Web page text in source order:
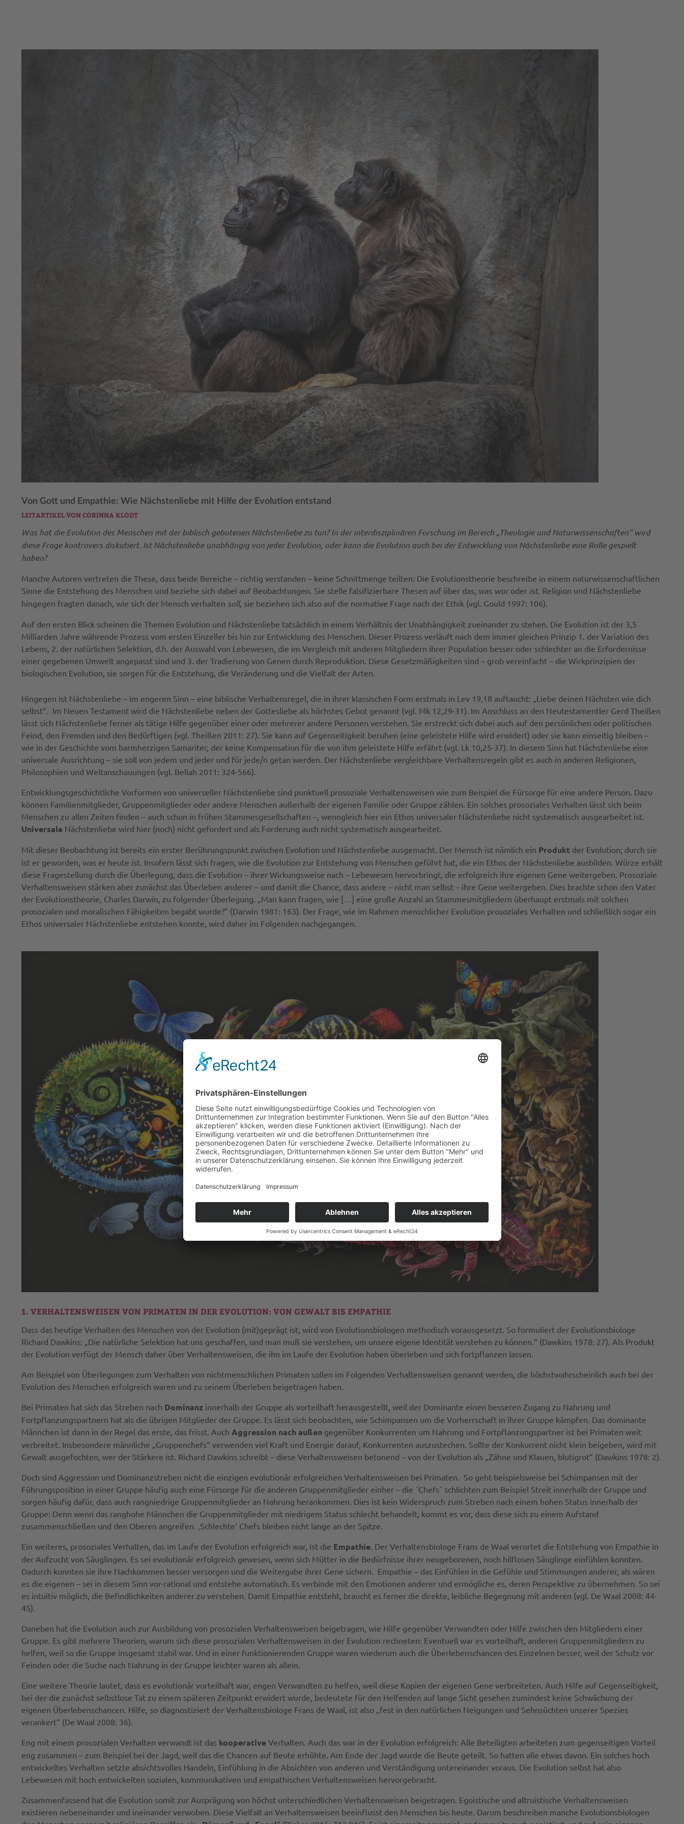
Von Gott und Empathie: Wie Nächstenliebe mit Hilfe der Evolution entstand
LEITARTIKEL VON CORINNA KLODT
Was hat die Evolution des Menschen mit der biblisch gebotenen Nächstenliebe zu tun? In der interdisziplinären Forschung im Bereich „Theologie und Naturwissenschaften“ wird
diese Frage kontrovers diskutiert. Ist Nächstenliebe unabhängig von jeder Evolution, oder kann die Evolution auch bei der Entwicklung von Nächstenliebe eine Rolle gespielt
haben?
Manche Autoren vertreten die These, dass beide Bereiche – richtig verstanden – keine Schnittmenge teilten: Die Evolutionstheorie beschreibe in einem naturwissenschaftlichen
Sinne die Entstehung des Menschen und beziehe sich dabei auf Beobachtungen. Sie stelle falsifizierbare Thesen auf über das, was waroder ist. Religion und Nächstenliebe
hingegen fragten danach, wie sich der Mensch verhalten soll, sie beziehen sich also auf die normative Frage nach der Ethik (vgl. Gould 1997: 106).
Auf den ersten Blick scheinen die Themen Evolution und Nächstenliebe tatsächlich in einem Verhältnis der Unabhängigkeit zueinander zu stehen. Die Evolution ist der 3,5
Milliarden Jahre währende Prozess vom ersten Einzeller bis hin zur Entwicklung des Menschen. Dieser Prozess verläuft nach dem immer gleichen Prinzip 1. der Variation des
Lebens, 2. der natürlichen Selektion, d.h. der Auswahl von Lebewesen, die im Vergleich mit anderen Mitgliedern ihrer Population besser oder schlechter an die Erfordernisse
einer gegebenen Umwelt angepasst sind und 3. der Tradierung von Genen durch Reproduktion. Diese Gesetzmäßigkeiten sind – grob vereinfacht – die Wirkprinzipien der
biologischen Evolution, sie sorgen für die Entstehung, die Veränderung und die Vielfalt der Arten.
Hingegen ist Nächstenliebe – im engeren Sinn – eine biblische Verhaltensregel, die in ihrer klassischen Form erstmals in Lev 19,18 auftaucht: „Liebe deinen Nächsten wie dich
selbst“. Im Neuen Testament wird die Nächstenliebe neben der Gottesliebe als höchstes Gebot genannt (vgl. Mk 12,29-31). Im Anschluss an den Neutestamentler Gerd Theißen
lässt sich Nächstenliebe ferner als tätige Hilfe gegenüber einer oder mehrerer andere Personen verstehen. Sie erstreckt sich dabei auch auf den persönlichen oder politischen
Feind, den Fremden und den Bedürftigen (vgl. Theißen 2011: 27). Sie kann auf Gegenseitigkeit beruhen (eine geleistete Hilfe wird erwidert) oder sie kann einseitig bleiben –
wie in der Geschichte vom barmherzigen Samariter, der keine Kompensation für die von ihm geleistete Hilfe erfährt (vgl. Lk 10,25-37). In diesem Sinn hat Nächstenliebe eine
universale Ausrichtung – sie soll von jedem und jeder und für jede/n getan werden. Der Nächstenliebe vergleichbare Verhaltensregeln gibt es auch in anderen Religionen,
Philosophien und Weltanschauungen (vgl. Bellah 2011: 324-566).
Entwicklungsgeschichtliche Vorformen von universeller Nächstenliebe sind punktuell prosoziale Verhaltensweisen wie zum Beispiel die Fürsorge für eine andere Person. Dazu
können Familienmitglieder, Gruppenmitglieder oder andere Menschen außerhalb der eigenen Familie oder Gruppe zählen. Ein solches prosoziales Verhalten lässt sich beim
Menschen zu allen Zeiten finden – auch schon in frühen Stammesgesellschaften –, wenngleich hier ein Ethos universaler Nächstenliebe nicht systematisch ausgearbeitet ist.
Universale Nächstenliebe wird hier (noch) nicht gefordert und als Forderung auch nicht systematisch ausgearbeitet.
Mit dieser Beobachtung ist bereits ein erster Berührungspunkt zwischen Evolution und Nächstenliebe ausgemacht. Der Mensch ist nämlich ein Produkt der Evolution; durch sie
ist er geworden, was er heute ist. Insofern lässt sich fragen, wie die Evolution zur Entstehung von Menschen geführt hat, die ein Ethos der Nächstenliebe ausbilden. Würze erhält
diese Fragestellung durch die Überlegung, dass die Evolution – ihrer Wirkungsweise nach – Lebewesen hervorbringt, die erfolgreich ihre eigenen Gene weitergeben. Prosoziale
Verhaltensweisen stärken aber zunächst das Überleben anderer – und damit die Chance, dass andere – nicht man selbst – ihre Gene weitergeben. Dies brachte schon den Vater
der Evolutionstheorie, Charles Darwin, zu folgender Überlegung. „Man kann fragen, wie […] eine große Anzahl an Stammesmitgliedern überhaupt erstmals mit solchen
prosozialen und moralischen Fähigkeiten begabt wurde?” (Darwin 1981: 163). Der Frage, wie im Rahmen menschlicher Evolution prosoziales Verhalten und schließlich sogar ein
Ethos universaler Nächstenliebe entstehen konnte, wird daher im Folgenden nachgegangen.
1. VERHALTENSWEISEN VON PRIMATEN IN DER EVOLUTION: VON GEWALT BIS EMPATHIE
Dass das heutige Verhalten des Menschen von der Evolution (mit)geprägt ist, wird von Evolutionsbiologen methodisch vorausgesetzt. So formuliert der Evolutionsbiologe
Richard Dawkins: „Die natürliche Selektion hat uns geschaffen, und man muß sie verstehen, um unsere eigene Identität verstehen zu können.“ (Dawkins 1978: 27). Als Produkt
der Evolution verfügt der Mensch daher über Verhaltensweisen, die ihn im Laufe der Evolution haben überleben und sich fortpflanzen lassen.
Am Beispiel von Überlegungen zum Verhalten von nichtmenschlichen Primaten sollen im Folgenden Verhaltensweisen genannt werden, die höchstwahrscheinlich auch bei der
Evolution des Menschen erfolgreich waren und zu seinem Überleben beigetragen haben.
Bei Primaten hat sich das Streben nach Dominanz innerhalb der Gruppe als vorteilhaft herausgestellt, weil der Dominante einen besseren Zugang zu Nahrung und
Fortpflanzungspartnern hat als die übrigen Mitglieder der Gruppe. Es lässt sich beobachten, wie Schimpansen um die Vorherrschaft in ihrer Gruppe kämpfen. Das dominante
Männchen ist dann in der Regel das erste, das frisst. Auch Aggression nach außen gegenüber Konkurrenten um Nahrung und Fortpflanzungspartner ist bei Primaten weit
verbreitet. Insbesondere männliche „Gruppenchefs“ verwenden viel Kraft und Energie darauf, Konkurrenten auszustechen. Sollte der Konkurrent nicht klein beigeben, wird mit
Gewalt ausgefochten, wer der Stärkere ist. Richard Dawkins schreibt – diese Verhaltensweisen betonend – von der Evolution als „Zähne und Klauen, blutigrot“ (Dawkins 1978: 2).
Doch sind Aggression und Dominanzstreben nicht die einzigen evolutionär erfolgreichen Verhaltensweisen bei Primaten. So geht beispielsweise bei Schimpansen mit der
Führungsposition in einer Gruppe häufig auch eine Fürsorge für die anderen Gruppenmitglieder einher – die ´Chefs´ schlichten zum Beispiel Streit innerhalb der Gruppe und
sorgen häufig dafür, dass auch rangniedrige Gruppenmitglieder an Nahrung herankommen. Dies ist kein Widerspruch zum Streben nach einem hohen Status innerhalb der
Gruppe: Denn wenn das ranghohe Männchen die Gruppenmitglieder mit niedrigem Status schlecht behandelt, kommt es vor, dass diese sich zu einem Aufstand
zusammenschließen und den Oberen angreifen. ‚Schlechte‘ Chefs bleiben nicht lange an der Spitze.
Ein weiteres, prosoziales Verhalten, das im Laufe der Evolution erfolgreich war, ist die Empathie . Der Verhaltensbiologe Frans de Waal verortet die Entstehung von Empathie in
der Aufzucht von Säuglingen. Es sei evolutionär erfolgreich gewesen, wenn sich Mütter in die Bedürfnisse ihrer neugeborenen, noch hilflosen Säuglinge einfühlen konnten.
Dadurch konnten sie ihre Nachkommen besser versorgen und die Weitergabe ihrer Gene sichern. Empathie – das Einfühlen in die Gefühle und Stimmungen anderer, als wären
es die eigenen – sei in diesem Sinn vor-rational und entstehe automatisch. Es verbinde mit den Emotionen anderer und ermögliche es, deren Perspektive zu übernehmen. So sei
es intuitiv möglich, die Befindlichkeiten anderer zu verstehen. Damit Empathie entsteht, braucht es ferner die direkte, leibliche Begegnung mit anderen (vgl. De Waal 2008: 44-
45).
Daneben hat die Evolution auch zur Ausbildung von prosozialen Verhaltensweisen beigetragen, wie Hilfe gegenüber Verwandten oder Hilfe zwischen den Mitgliedern einer
Gruppe. Es gibt mehrere Theorien, warum sich diese prosozialen Verhaltensweisen in der Evolution rechneten: Eventuell war es vorteilhaft, anderen Gruppenmitgliedern zu
helfen, weil so die Gruppe insgesamt stabil war. Und in einer funktionierenden Gruppe waren wiederum auch die Überlebenschancen des Einzelnen besser, weil der Schutz vor
Feinden oder die Suche nach Nahrung in der Gruppe leichter waren als allein.
Eine weitere Theorie lautet, dass es evolutionär vorteilhaft war, engen Verwandten zu helfen, weil diese Kopien der eigenen Gene verbreiteten. Auch Hilfe auf Gegenseitigkeit,
bei der die zunächst selbstlose Tat zu einem späteren Zeitpunkt erwidert wurde, bedeutete für den Helfenden auf lange Sicht gesehen zumindest keine Schwächung der
eigenen Überlebenschancen. Hilfe, so diagnostiziert der Verhaltensbiologe Frans de Waal, ist also „fest in den natürlichen Neigungen und Sehnsüchten unserer Spezies
verankert“ (De Waal 2008: 36).
Eng mit einem prosozialen Verhalten verwandt ist das kooperative Verhalten. Auch das war in der Evolution erfolgreich: Alle Beteiligten arbeiteten zum gegenseitigen Vorteil
eng zusammen – zum Beispiel bei der Jagd, weil das die Chancen auf Beute erhöhte. Am Ende der Jagd wurde die Beute geteilt. So hatten alle etwas davon. Ein solches hoch
entwickeltes Verhalten setzte absichtsvolles Handeln, Einfühlung in die Absichten von anderen und Verständigung untereinander voraus. Die Evolution selbst hat also
Lebewesen mit hoch entwickelten sozialen, kommunikativen und empathischen Verhaltensweisen hervorgebracht.
Zusammenfassend hat die Evolution somit zur Ausprägung von höchst unterschiedlichen Verhaltensweisen beigetragen. Egoistische und altruistische Verhaltensweisen
existieren nebeneinander und ineinander verwoben. Diese Vielfalt an Verhaltensweisen beeinflusst den Menschen bis heute. Darum beschreiben manche Evolutionsbiologen